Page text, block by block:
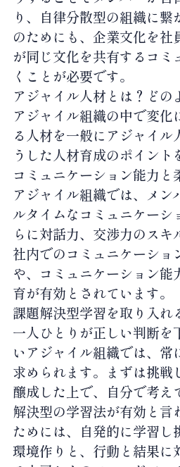
り、自律分散型の組織に繋
のためにも、企業文化を社
が同じ文化を共有するコミ
くことが必要です。
アジャイル人材とは？どの
アジャイル組織の中で変化
る人材を一般にアジャイル
うした人材育成のポイント
コミュニケーション能力と
アジャイル組織では、メン
ルタイムなコミュニケーシ
らに対話力、交渉力のスキ
社内でのコミュニケーショ
や、コミュニケーション能
育が有効とされています。
課題解決型学習を取り入れ
一人ひとりが正しい判断を
いアジャイル組織では、常
求められます。まずは挑戦
醸成した上で、自分で考え
解決型の学習法が有効と言
ためには、自発的に学習し
環境作りと、行動と結果に